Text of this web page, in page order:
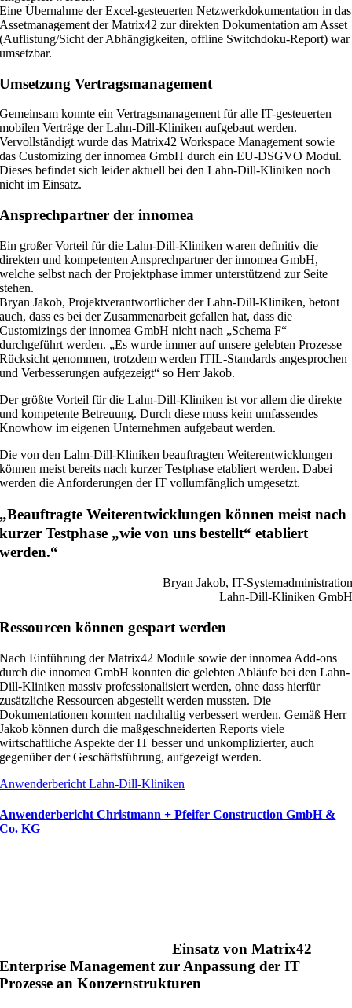
Eine Übernahme der Excel-gesteuerten Netzwerkdokumentation in das
Assetmanagement der Matrix42 zur direkten Dokumentation am Asset
(Auflistung/Sicht der Abhängigkeiten, offline Switchdoku-Report) war
umsetzbar.
Umsetzung Vertragsmanagement
Gemeinsam konnte ein Vertragsmanagement für alle IT-gesteuerten
mobilen Verträge der Lahn-Dill-Kliniken aufgebaut werden.
Vervollständigt wurde das Matrix42 Workspace Management sowie
das Customizing der innomea GmbH durch ein EU-DSGVO Modul.
Dieses befindet sich leider aktuell bei den Lahn-Dill-Kliniken noch
nicht im Einsatz.
Ansprechpartner der innomea
Ein großer Vorteil für die Lahn-Dill-Kliniken waren definitiv die
direkten und kompetenten Ansprechpartner der innomea GmbH,
welche selbst nach der Projektphase immer unterstützend zur Seite
stehen.
Bryan Jakob, Projektverantwortlicher der Lahn-Dill-Kliniken, betont
auch, dass es bei der Zusammenarbeit gefallen hat, dass die
Customizings der innomea GmbH nicht nach „Schema F“
durchgeführt werden. „Es wurde immer auf unsere gelebten Prozesse
Rücksicht genommen, trotzdem werden ITIL-Standards angesprochen
und Verbesserungen aufgezeigt“ so Herr Jakob.
Der größte Vorteil für die Lahn-Dill-Kliniken ist vor allem die direkte
und kompetente Betreuung. Durch diese muss kein umfassendes
Knowhow im eigenen Unternehmen aufgebaut werden.
Die von den Lahn-Dill-Kliniken beauftragten Weiterentwicklungen
können meist bereits nach kurzer Testphase etabliert werden. Dabei
werden die Anforderungen der IT vollumfänglich umgesetzt.
„Beauftragte Weiterentwicklungen können meist nach
kurzer Testphase „wie von uns bestellt“ etabliert
werden.“
Bryan Jakob, IT-Systemadministration
Lahn-Dill-Kliniken GmbH
Ressourcen können gespart werden
Nach Einführung der Matrix42 Module sowie der innomea Add-ons
durch die innomea GmbH konnten die gelebten Abläufe bei den Lahn-
Dill-Kliniken massiv professionalisiert werden, ohne dass hierfür
zusätzliche Ressourcen abgestellt werden mussten. Die
Dokumentationen konnten nachhaltig verbessert werden. Gemäß Herr
Jakob können durch die maßgeschneiderten Reports viele
wirtschaftliche Aspekte der IT besser und unkomplizierter, auch
gegenüber der Geschäftsführung, aufgezeigt werden.
Anwenderbericht Lahn-Dill-Kliniken
Anwenderbericht Christmann + Pfeifer Construction GmbH &
Co. KG
Einsatz von Matrix42
Enterprise Management zur Anpassung der IT
Prozesse an Konzernstrukturen